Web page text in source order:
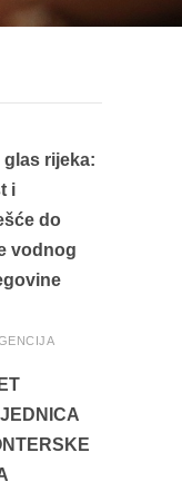
rijeka:
i
do
vodnog